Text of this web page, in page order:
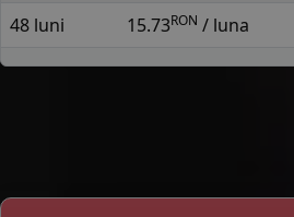
48 luni
15.73RON / luna